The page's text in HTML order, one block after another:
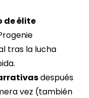
de élite
tras la lucha
después
vez (también